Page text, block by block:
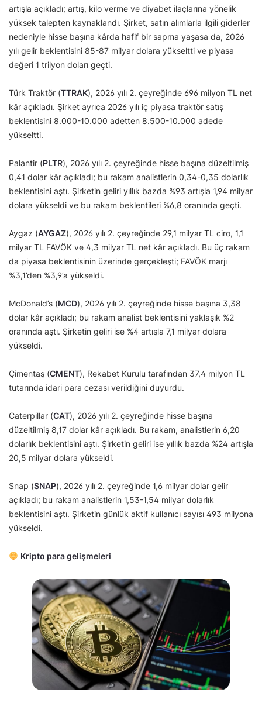
artışla açıkladı; artış, kilo verme ve diyabet ilaçlarına yönelik
yüksek talepten kaynaklandı. Şirket, satın alımlarla ilgili giderler
nedeniyle hisse başına kârda hafif bir sapma yaşasa da, 2026
yılı gelir beklentisini 85-87 milyar dolara yükseltti ve piyasa
değeri 1 trilyon doları geçti.
Türk Traktör (TTRAK), 2026 yılı 2. çeyreğinde 696 milyon TL net
kâr açıkladı. Şirket ayrıca 2026 yılı iç piyasa traktör satış
beklentisini 8.000-10.000 adetten 8.500-10.000 adede
yükseltti.
Palantir (PLTR), 2026 yılı 2. çeyreğinde hisse başına düzeltilmiş
0,41 dolar kâr açıkladı; bu rakam analistlerin 0,34-0,35 dolarlık
beklentisini aştı. Şirketin geliri yıllık bazda %93 artışla 1,94 milyar
dolara yükseldi ve bu rakam beklentileri %6,8 oranında geçti.
Aygaz (AYGAZ), 2026 yılı 2. çeyreğinde 29,1 milyar TL ciro, 1,1
milyar TL FAVÖK ve 4,3 milyar TL net kâr açıkladı. Bu üç rakam
da piyasa beklentisinin üzerinde gerçekleşti; FAVÖK marjı
%3,1’den %3,9’a yükseldi.
McDonald’s (MCD), 2026 yılı 2. çeyreğinde hisse başına 3,38
dolar kâr açıkladı; bu rakam analist beklentisini yaklaşık %2
oranında aştı. Şirketin geliri ise %4 artışla 7,1 milyar dolara
yükseldi.
Çimentaş (CMENT), Rekabet Kurulu tarafından 37,4 milyon TL
tutarında idari para cezası verildiğini duyurdu.
Caterpillar (CAT), 2026 yılı 2. çeyreğinde hisse başına
düzeltilmiş 8,17 dolar kâr açıkladı. Bu rakam, analistlerin 6,20
dolarlık beklentisini aştı. Şirketin geliri ise yıllık bazda %24 artışla
20,5 milyar dolara yükseldi.
Snap (SNAP), 2026 yılı 2. çeyreğinde 1,6 milyar dolar gelir
açıkladı; bu rakam analistlerin 1,53-1,54 milyar dolarlık
beklentisini aştı. Şirketin günlük aktif kullanıcı sayısı 493 milyona
yükseldi.
Kripto para gelişmeleri